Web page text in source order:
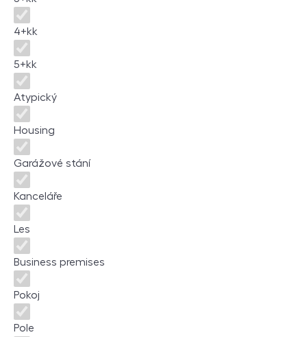
4+kk
5+kk
Atypický
Housing
Garážové stání
Kanceláře
Les
Business premises
Pokoj
Pole